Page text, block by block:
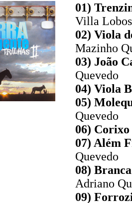
01)
Villa Lobos
02) Viola
Mazinho
03) João
Quevedo
04) Viola
05)
Quevedo
06) Corixo
07) Além
Quevedo
08)
Adriano
09)